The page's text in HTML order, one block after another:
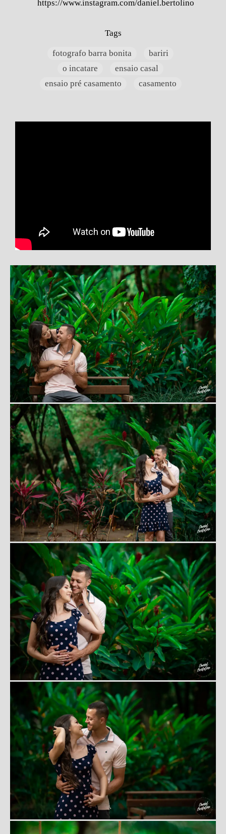
https://www.instagram.com/daniel.bertolino
Tags
fotografo barra bonita
bariri
o incatare
ensaio casal
ensaio pré casamento
casamento